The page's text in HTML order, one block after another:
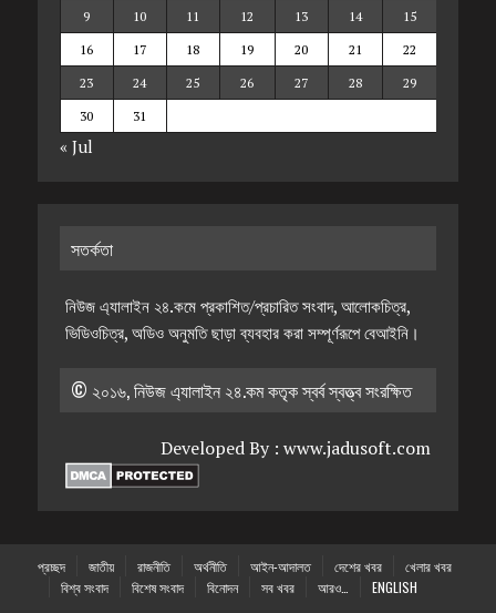
9
10 11 12 13 14
15
16
17 18 19 20 21
22
23
24 25 26 27 28
29
30
31
« Jul
সতর্কতা
নিউজ এ্যালাইন ২৪.কমে প্রকাশিত/প্রচারিত সংবাদ, আলোকচিত্র,
ভিডিওচিত্র, অডিও অনুমতি ছাড়া ব্যবহার করা সম্পূর্ণরূপে বেআইনি।
© ২০১৬, নিউজ এ্যালাইন ২৪.কম কতৃক স্বর্ব স্বত্ত্ব সংরক্ষিত
Developed By :www.jadusoft.com
প্রচ্ছদ জাতীয় রাজনীতি অর্থনীতি আইন-আদালত দেশের খবর
খেলার খবর
বিশ্ব সংবাদ
বিশেষ সংবাদ বিনোদন সব খবর আরও…
ENGLISH